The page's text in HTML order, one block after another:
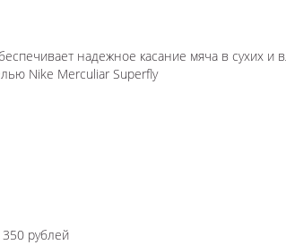
надежное касание мяча в сухих и
Nike Merculiar Superfly
350 рублей